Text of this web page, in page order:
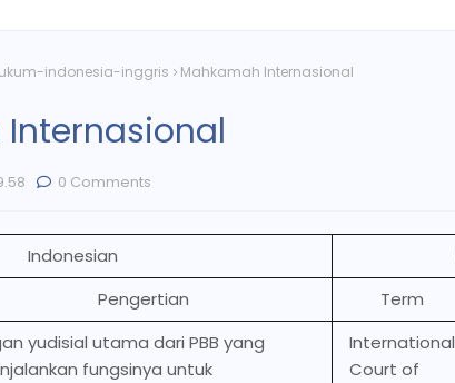
indonesia-inggris Mahkamah Internasional
0 Comments
Indonesian
Pengertian Term
yudisial utama dari PBB yang
fungsinya untuk
International
Court of